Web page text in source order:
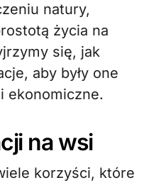
natury,
życia na
się, jak
aby były one
ekonomiczne.
na wsi
korzyści, które